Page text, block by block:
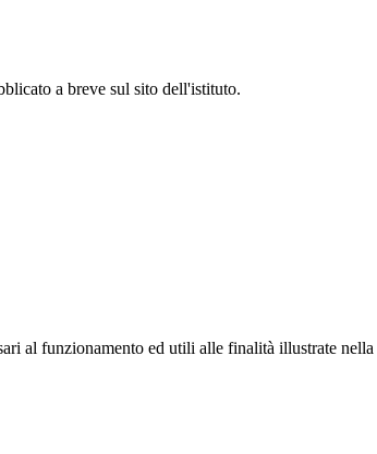
a breve sul sito dell'istituto.
al funzionamento ed utili alle finalità illustrate nella